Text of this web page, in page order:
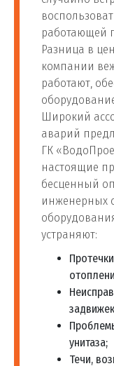
работающей
Разница в
компании
работают,
Широкий
аварий
ГК
настоящие
бесценный
инженерных
устраняют:
унитаза;
Течи,